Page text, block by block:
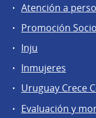
Atención a
Promoción
Inju
Inmujeres
Uruguay Crece
Evaluación y